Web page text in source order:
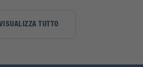
TUTTO